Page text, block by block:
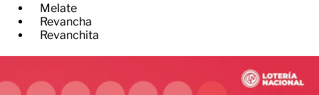
Melate
Revancha
Revanchita